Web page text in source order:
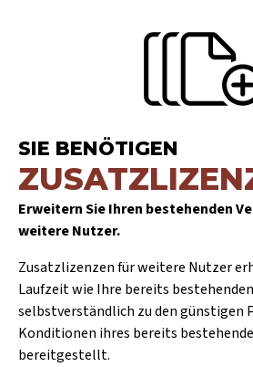
SIE BENÖTIGEN
Erweitern Sie Ihren bestehenden
weitere Nutzer.
Zusatzlizenzen für weitere Nutzer
Laufzeit wie Ihre bereits
selbstverständlich zu den günstigen
Konditionen ihres bereits
bereitgestellt.